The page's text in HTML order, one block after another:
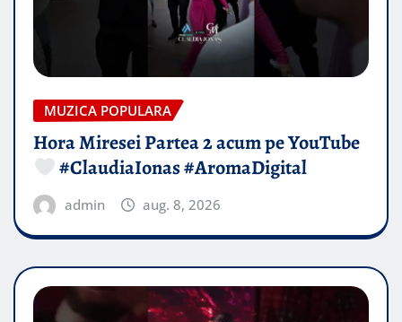
MUZICA POPULARA
Hora Miresei Partea 2 acum pe YouTube
#ClaudiaIonas #AromaDigital
admin aug. 8, 2026